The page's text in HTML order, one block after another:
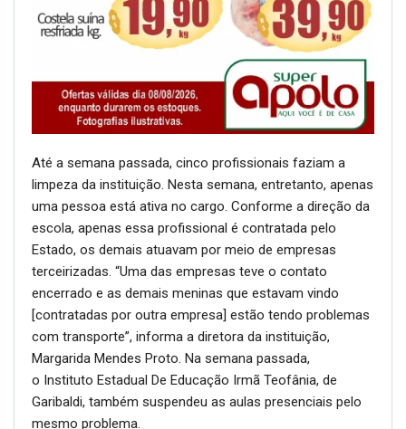
Até a semana passada, cinco profissionais faziam a
limpeza da instituição. Nesta semana, entretanto, apenas
uma pessoa está ativa no cargo. Conforme a direção da
escola, apenas essa profissional é contratada pelo
Estado, os demais atuavam por meio de empresas
terceirizadas. “Uma das empresas teve o contato
encerrado e as demais meninas que estavam vindo
[contratadas por outra empresa] estão tendo problemas
com transporte”, informa a diretora da instituição,
Margarida Mendes Proto. Na semana passada,
o Instituto Estadual De Educação Irmã Teofânia, de
Garibaldi, também suspendeu as aulas presenciais pelo
mesmo problema.